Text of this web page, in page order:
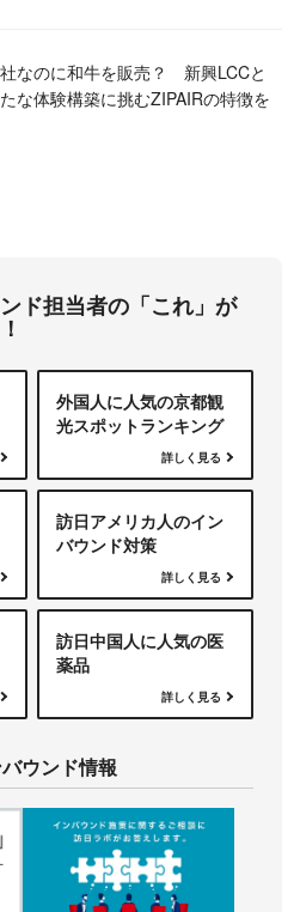
なのに和牛を販売？ 新興LCCと
な体験構築に挑むZIPAIRの特徴を
ド担当者の「これ」が
外国人に人気の京都観
光スポットランキング
詳しく見る
訪日アメリカ人のイン
バウンド対策
詳しく見る
訪日中国人に人気の医
薬品
詳しく見る
ウンド情報